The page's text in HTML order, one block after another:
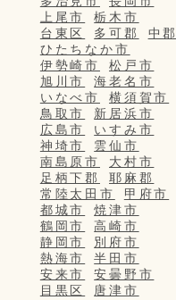
上尾市
栃木市
台東区
多可郡
中郡
ひたちなか市
伊勢崎市
松戸市
旭川市
海老名市
いなべ市
横須賀市
鳥取市
新居浜市
広島市
いすみ市
神埼市
雲仙市
南島原市
大村市
足柄下郡
耶麻郡
常陸太田市
甲府市
都城市
焼津市
鶴岡市
高崎市
静岡市
別府市
熱海市
半田市
安来市
安曇野市
目黒区
唐津市